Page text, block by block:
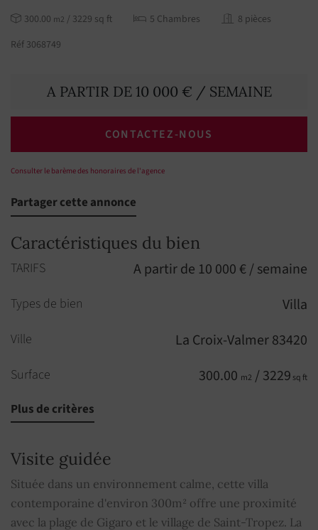
300.00 m2 / 3229 sq ft 5 Chambres
8 pièces
Réf 3068749
A PARTIR DE 10 000 € / SEMAINE
CONTACTEZ-NOUS
Consulter le barème des honoraires de l'agence
Partager cette annonce
Caractéristiques du bien
TARIFS A partir de 10 000 € / semaine
Types de bien Villa
Ville La Croix-Valmer 83420
Surface 300.00 m2 / 3229 sq ft
Pièces
Salles de bains
Parking 2
Plus de critères
Visite guidée
Située dans un environnement calme, cette villa
contemporaine d'environ 300m² offre une proximité
avec la plage de Gigaro et le village de Saint-Tropez. La